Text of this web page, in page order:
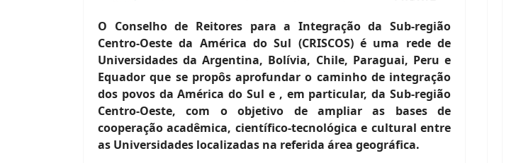
O Conselho de Reitores para a Integração da Sub-região
Centro-Oeste da América do Sul (CRISCOS) é uma rede de
Universidades da Argentina, Bolívia, Chile, Paraguai, Peru e
Equador que se propôs aprofundar o caminho de integração
dos povos da América do Sul e , em particular, da Sub-região
Centro-Oeste, com o objetivo de ampliar as bases de
cooperação acadêmica, científico-tecnológica e cultural entre
as Universidades localizadas na referida área geográfica.